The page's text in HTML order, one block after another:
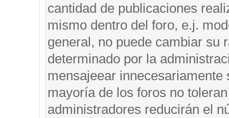
cantidad de publicaciones
mismo dentro del foro, e.j.
general, no puede cambiar su
determinado por la
mensajeear
mayoría de los foros no
administradores reducirán el